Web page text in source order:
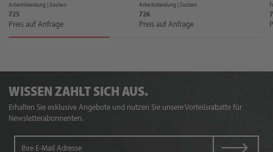
Arbeitskleidung |Socken
725
Preis auf Anfrage
Arbeitskleidung |Socken
726
Preis auf Anfrage
WISSEN ZAHLT SICH AUS.
Erhalten Sie exklusive Angebote und nutzen Sie unsere Vorteilsrabatte für
Newsletterabonnenten.